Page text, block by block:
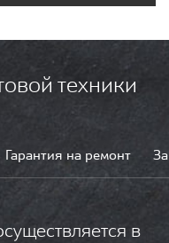
техники
Гарантия на ремонт
в